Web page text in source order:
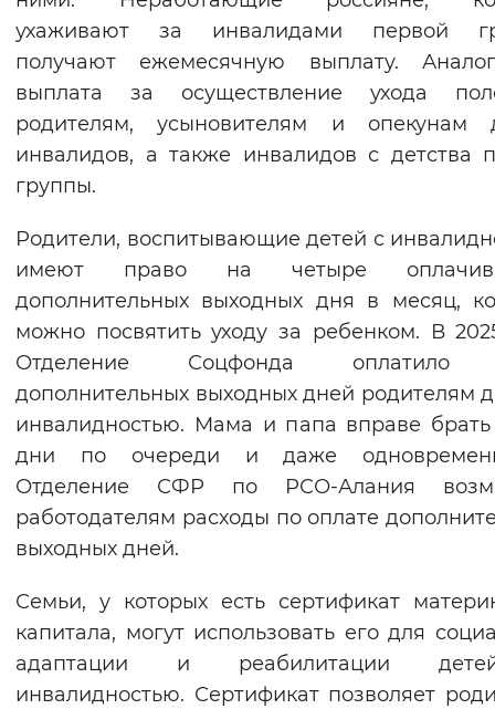
ухаживают за инвалидами первой
получают ежемесячную выплату.
выплата за осуществление ухода
родителям, усыновителям и опекунам
инвалидов, а также инвалидов с детства
группы.
Родители, воспитывающие детей с
имеют право на четыре
дополнительных выходных дня в месяц,
можно посвятить уходу за ребенком. В
Отделение Соцфонда оплатило
дополнительных выходных дней родителям
инвалидностью. Мама и папа вправе брать
дни по очереди и даже
Отделение СФР по РСО-Алания
работодателям расходы по оплате
выходных дней.
Семьи, у которых есть сертификат
капитала, могут использовать его для
адаптации и реабилитации
инвалидностью. Сертификат позволяет